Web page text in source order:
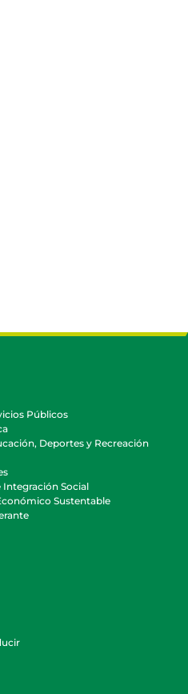
Públicos
Deportes y Recreación
Integración Social
Sustentable